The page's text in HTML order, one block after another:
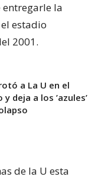
la
estadio
2001.
a La U en el
deja a los ’azules’
de la U esta